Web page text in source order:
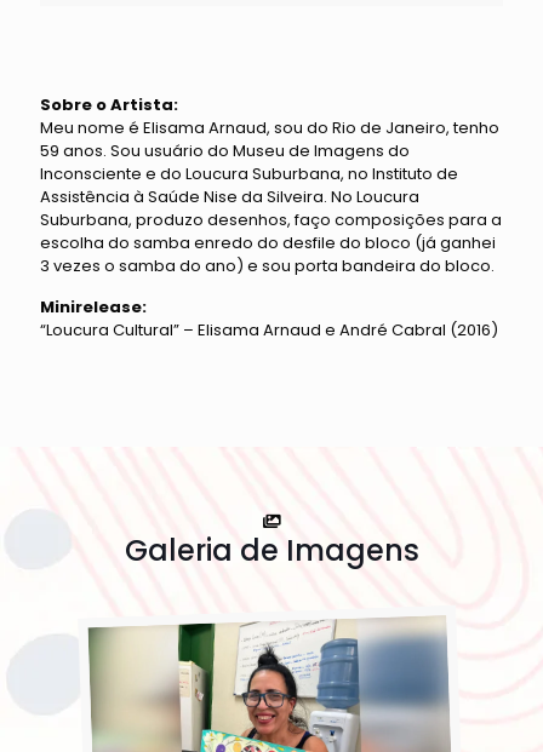
Sobre o Artista:
Meu nome é Elisama Arnaud, sou do Rio de Janeiro, tenho
59 anos. Sou usuário do Museu de Imagens do
Inconsciente e do Loucura Suburbana, no Instituto de
Assistência à Saúde Nise da Silveira. No Loucura
Suburbana, produzo desenhos, faço composições para a
escolha do samba enredo do desfile do bloco (já ganhei
3 vezes o samba do ano) e sou porta bandeira do bloco.
Minirelease:
“Loucura Cultural” – Elisama Arnaud e André Cabral (2016)
Galeria de Imagens